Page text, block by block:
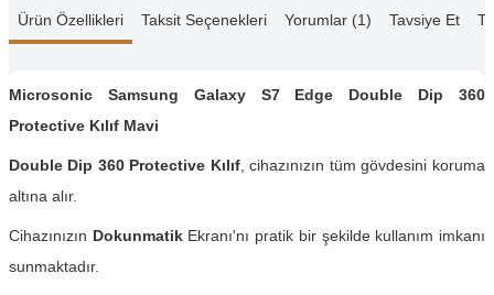
Ürün Özellikleri Taksit Seçenekleri Yorumlar (1) Tavsiye Et
Microsonic Samsung Galaxy S7 Edge Double Dip 360
Protective Kılıf Mavi
Double Dip 360 Protective Kılıf, cihazınızın tüm gövdesini koruma
altına alır.
Cihazınızın Dokunmatik Ekranı'nı pratik bir şekilde kullanım imkanı
sunmaktadır.